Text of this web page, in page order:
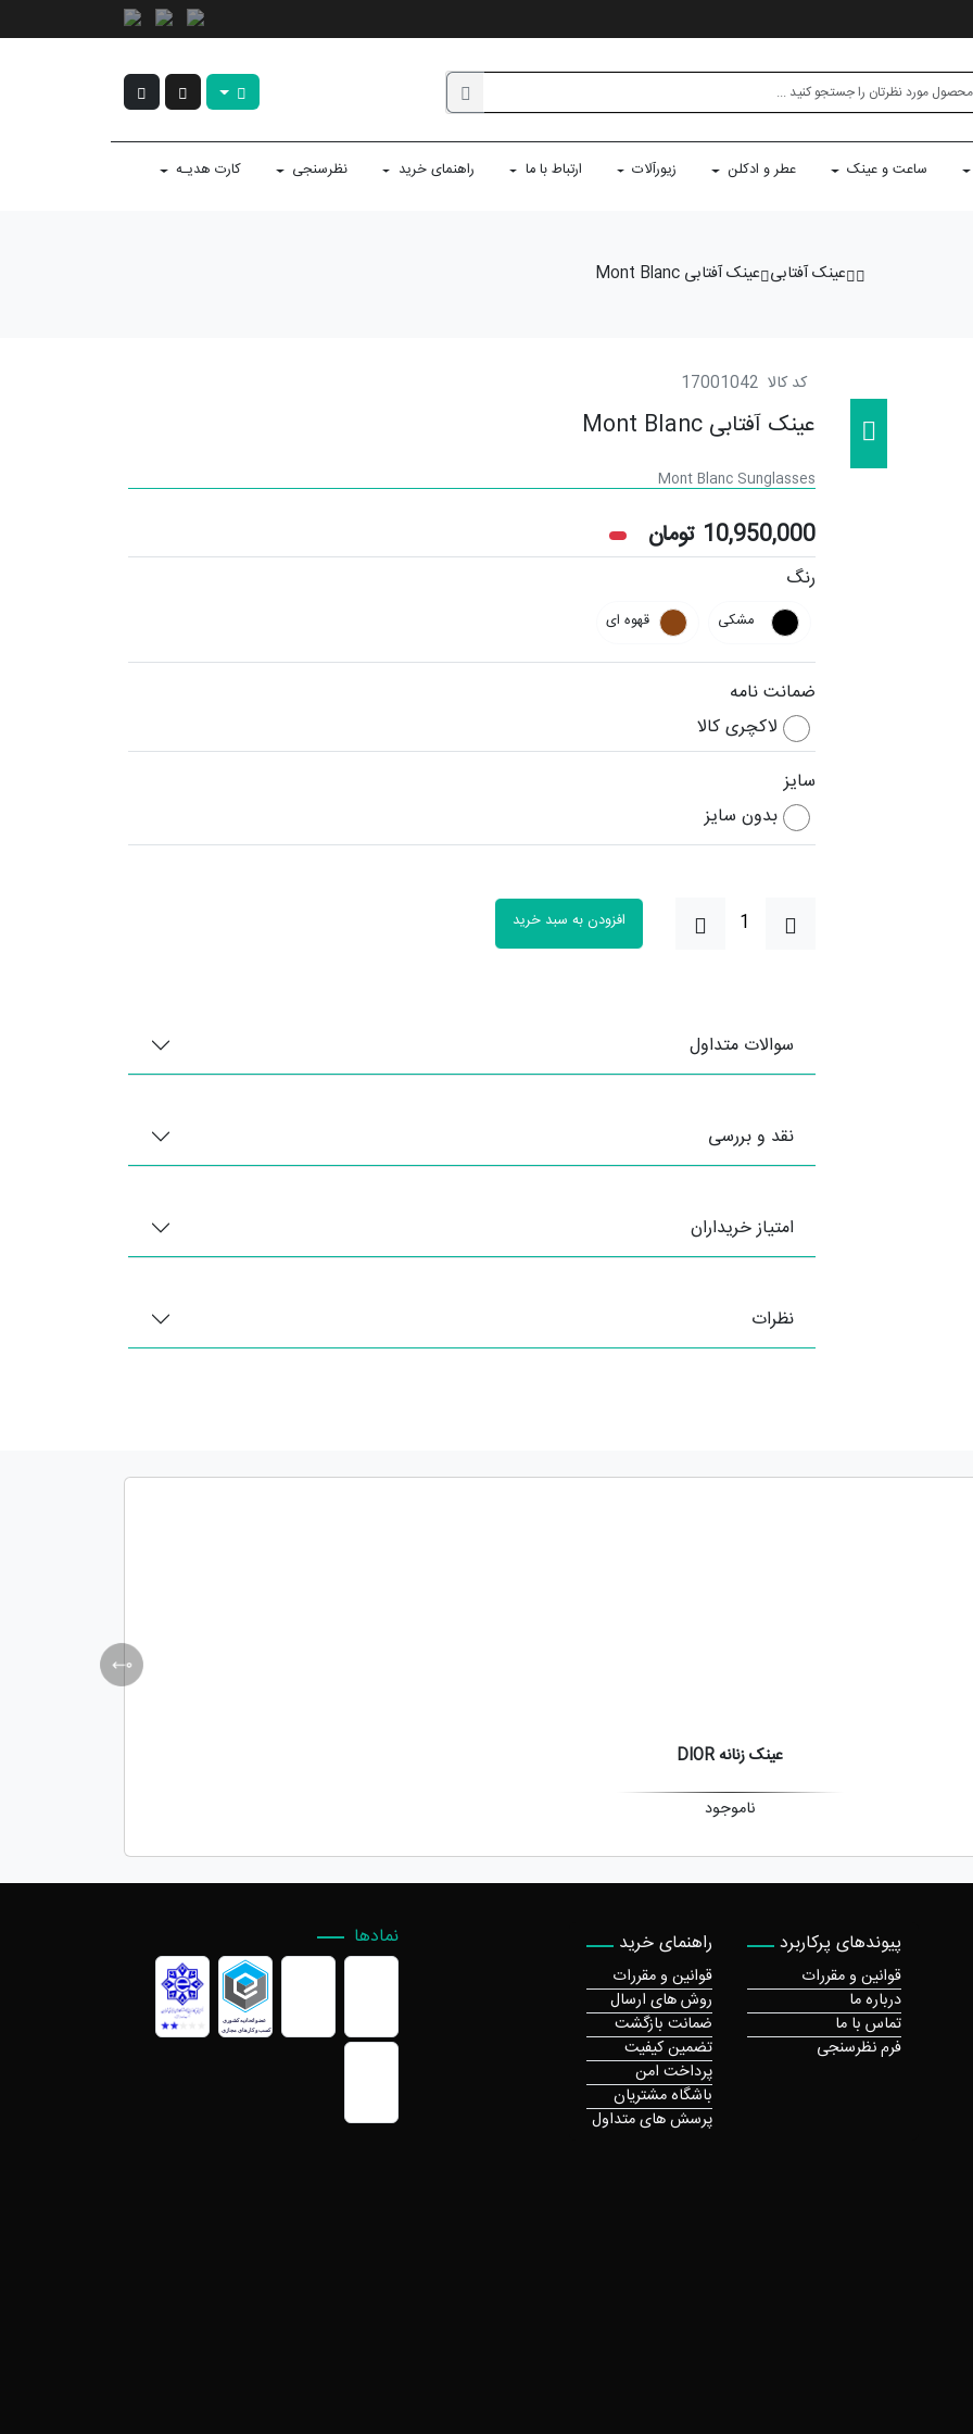
ساعت و عینک عطر و ادکلن زیورآلات ارتباط با ما راهنمای خرید نظرسنجی کارت هدیـه
عینک آفتابی عینک آفتابی Mont Blanc
کد کالا 17001042
عینک آفتابی Mont Blanc
Mont Blanc Sunglasses
10,950,000 تومان
رنگ
مشکی قهوه ای
ضمانت نامه
لاکچری کالا
سایز
بدون سایز
افزودن به سبد خرید
سوالات متداول
نقد و بررسی
امتیاز خریداران
نظرات
عینک زنانه DIOR
ناموجود
پیوندهای پرکاربرد
قوانین و مقررات
درباره ما
تماس با ما
فرم نظرسنجی
راهنمای خرید
قوانین و مقررات
روش های ارسال
ضمانت بازگشت
تضمین کیفیت
پرداخت امن
باشگاه مشتریان
پرسش های متداول
نمادها